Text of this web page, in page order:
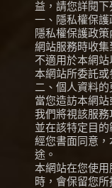
益，請您詳閱下
一、隱私權保護
隱私權保護政
網站服務時收
不適用於本網
本網站所委託或
二、個人資料
當您造訪本網站
我們將視該服務
並在該特定目
經您書面同意
途。
本網站在您使
時，會保留您